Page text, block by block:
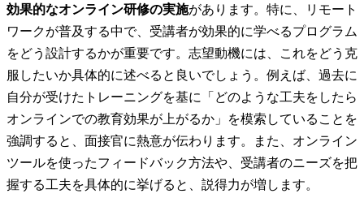
効果的なオンライン研修の実施があります。特に、リモート
ワークが普及する中で、受講者が効果的に学べるプログラム
をどう設計するかが重要です。志望動機には、これをどう克
服したいか具体的に述べると良いでしょう。例えば、過去に
自分が受けたトレーニングを基に「どのような工夫をしたら
オンラインでの教育効果が上がるか」を模索していることを
強調すると、面接官に熱意が伝わります。また、オンライン
ツールを使ったフィードバック方法や、受講者のニーズを把
握する工夫を具体的に挙げると、説得力が増します。